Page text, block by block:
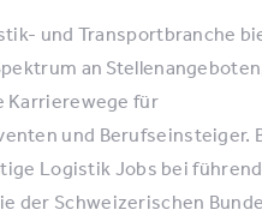
und Transportbranche
an
Karrierewege für
und Berufseinsteiger.
Logistik Jobs bei
der Schweizerischen